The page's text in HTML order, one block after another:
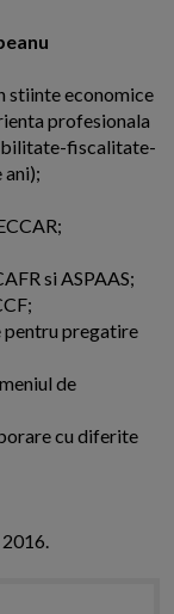
stiinte economice
profesionala
fiscalitate-
ani);
si ASPAAS;
pregatire
de
cu diferite